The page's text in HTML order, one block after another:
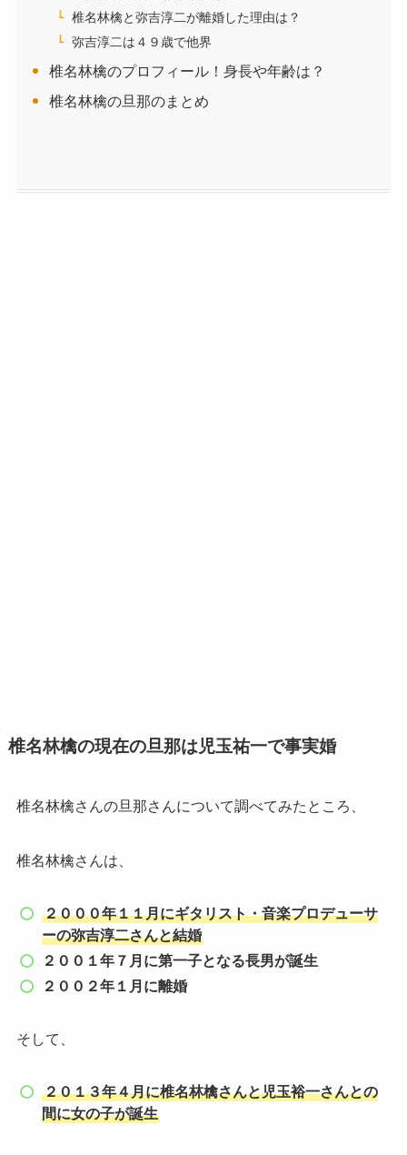
椎名林檎と弥吉淳二が離婚した理由は？
弥吉淳二は４９歳で他界
椎名林檎のプロフィール！身長や年齢は？
椎名林檎の旦那のまとめ
椎名林檎の現在の旦那は児玉祐一で事実婚
椎名林檎さんの旦那さんについて調べてみたところ、
椎名林檎さんは、
２０００年１１月にギタリスト・音楽プロデューサ
ーの弥吉淳二さんと結婚
２００１年７月に第一子となる長男が誕生
２００２年１月に離婚
そして、
２０１３年４月に椎名林檎さんと児玉裕一さんとの
間に女の子が誕生